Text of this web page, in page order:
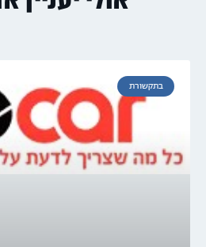
בתקשורת